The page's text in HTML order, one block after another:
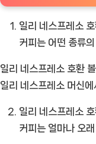
일리 네스프레소
커피는 어떤 종류
일리 네스프레소 호환
일리 네스프레소 머신
일리 네스프레소
커피는 얼마나 오